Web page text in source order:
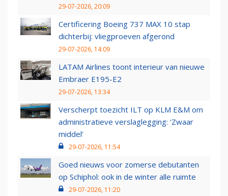
29-07-2026, 20:09
Certificering Boeing 737 MAX 10 stap
dichterbij: vliegproeven afgerond
29-07-2026, 14:09
LATAM Airlines toont interieur van nieuwe
Embraer E195-E2
29-07-2026, 13:34
Verscherpt toezicht ILT op KLM E&M om
administratieve verslaglegging: ‘Zwaar
middel’
29-07-2026, 11:54
Goed nieuws voor zomerse debutanten
op Schiphol: ook in de winter alle ruimte
29-07-2026, 11:20